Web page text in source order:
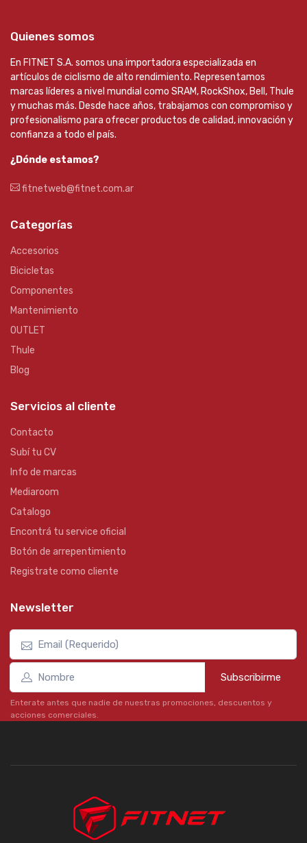
Quienes somos
En FITNET S.A. somos una importadora especializada en
artículos de ciclismo de alto rendimiento. Representamos
marcas líderes a nivel mundial como SRAM, RockShox, Bell, Thule
y muchas más. Desde hace años, trabajamos con compromiso y
profesionalismo para ofrecer productos de calidad, innovación y
confianza a todo el país.
¿Dónde estamos?
fitnetweb@fitnet.com.ar
Categorías
Accesorios
Bicicletas
Componentes
Mantenimiento
OUTLET
Thule
Blog
Servicios al cliente
Contacto
Subí tu CV
Info de marcas
Mediaroom
Catalogo
Encontrá tu service oficial
Botón de arrepentimiento
Registrate como cliente
Newsletter
Subscribirme
Enterate antes que nadie de nuestras promociones, descuentos y
acciones comerciales.